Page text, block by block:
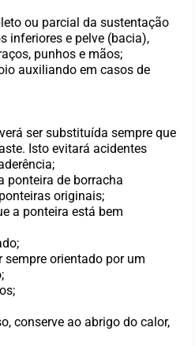
ou parcial da sustentação
inferiores e pelve (bacia),
punhos e mãos;
auxiliando em casos de
ser substituída sempre que
Isto evitará acidentes
ponteira de borracha
originais;
a ponteira está bem
sempre orientado por um
conserve ao abrigo do calor,